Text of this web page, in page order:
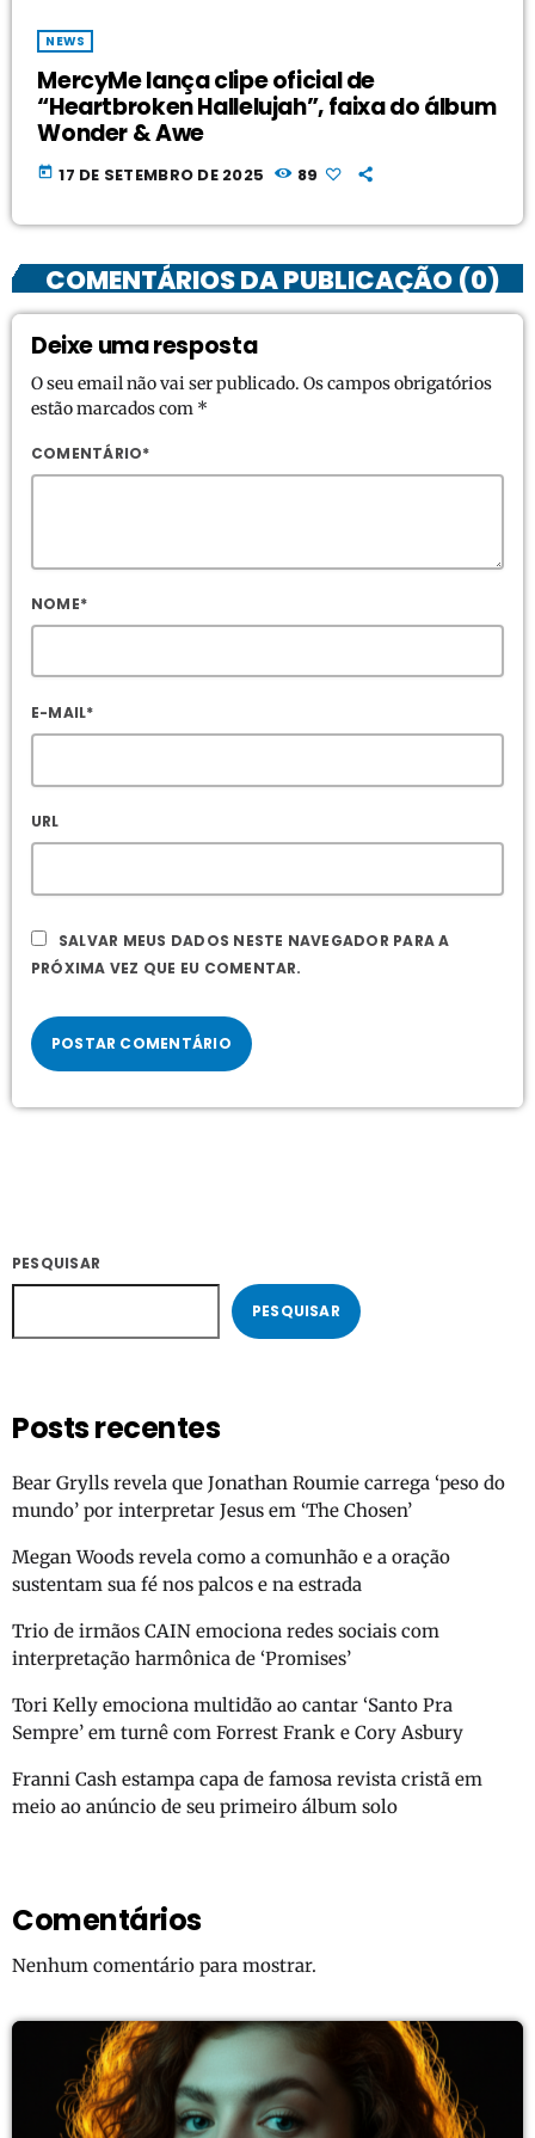
NEWS
MercyMe lança clipe oficial de
“Heartbroken Hallelujah”, faixa do álbum
Wonder & Awe
today 17 DE SETEMBRO DE 2025 89
COMENTÁRIOS DA PUBLICAÇÃO (0)
Deixe uma resposta
O seu email não vai ser publicado. Os campos obrigatórios
estão marcados com *
COMENTÁRIO*
NOME*
E-MAIL*
URL
SALVAR MEUS DADOS NESTE NAVEGADOR PARA A
PRÓXIMA VEZ QUE EU COMENTAR.
PESQUISAR
PESQUISAR
Posts recentes
Bear Grylls revela que Jonathan Roumie carrega ‘peso do
mundo’ por interpretar Jesus em ‘The Chosen’
Megan Woods revela como a comunhão e a oração
sustentam sua fé nos palcos e na estrada
Trio de irmãos CAIN emociona redes sociais com
interpretação harmônica de ‘Promises’
Tori Kelly emociona multidão ao cantar ‘Santo Pra
Sempre’ em turnê com Forrest Frank e Cory Asbury
Franni Cash estampa capa de famosa revista cristã em
meio ao anúncio de seu primeiro álbum solo
Comentários
Nenhum comentário para mostrar.